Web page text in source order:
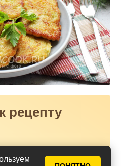
рецепту
мука и
Сколько